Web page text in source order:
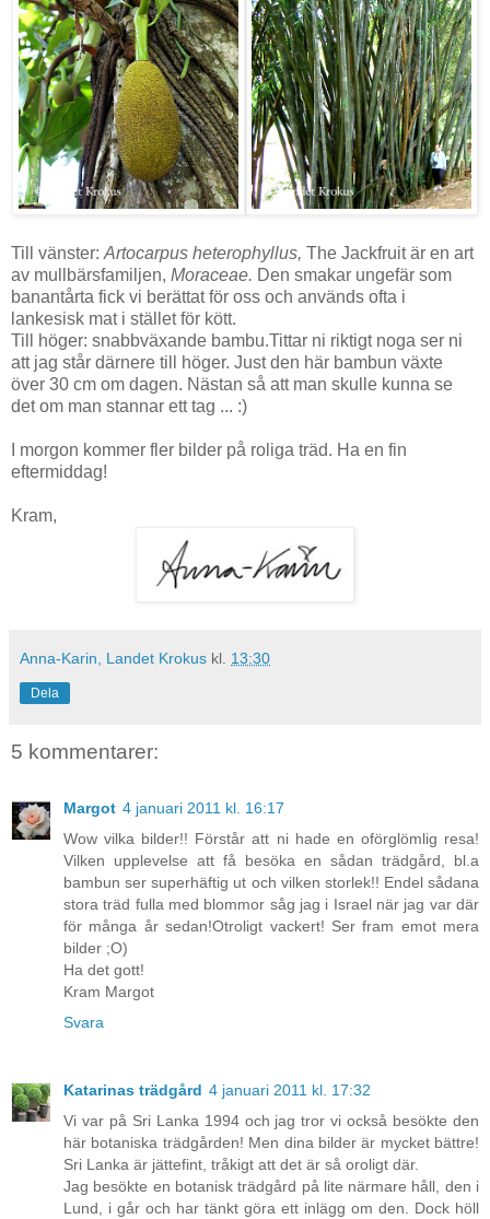
Till vänster: Artocarpus heterophyllus, The Jackfruitär en art
av mullbärsfamiljen, Moraceae. Den smakar ungefär som
banantårta fick vi berättat för oss och används ofta i
lankesisk mat i stället för kött.
Till höger: snabbväxande bambu.Tittar ni riktigt noga ser ni
att jag står därnere till höger. Just den här bambun växte
över 30 cm om dagen. Nästan så att man skulle kunna se
det om man stannar ett tag ... :)
I morgon kommer fler bilder på roliga träd. Ha en fin
eftermiddag!
Kram,
Anna-Karin, Landet Krokus kl. 13:30
Dela
5 kommentarer:
Margot 4 januari 2011 kl. 16:17
Wow vilka bilder!! Förstår att ni hade en oförglömlig resa!
Vilken upplevelse att få besöka en sådan trädgård, bl.a
bambun ser superhäftig ut och vilken storlek!! Endel sådana
stora träd fulla med blommor såg jag i Israel när jag var där
för många år sedan!Otroligt vackert! Ser fram emot mera
bilder ;O)
Ha det gott!
Kram Margot
Svara
Katarinas trädgård 4 januari 2011 kl. 17:32
Vi var på Sri Lanka 1994 och jag tror vi också besökte den
här botaniska trädgården! Men dina bilder är mycket bättre!
Sri Lanka är jättefint, tråkigt att det är så oroligt där.
Jag besökte en botanisk trädgård på lite närmare håll, den i
Lund, i går och har tänkt göra ett inlägg om den. Dock höll